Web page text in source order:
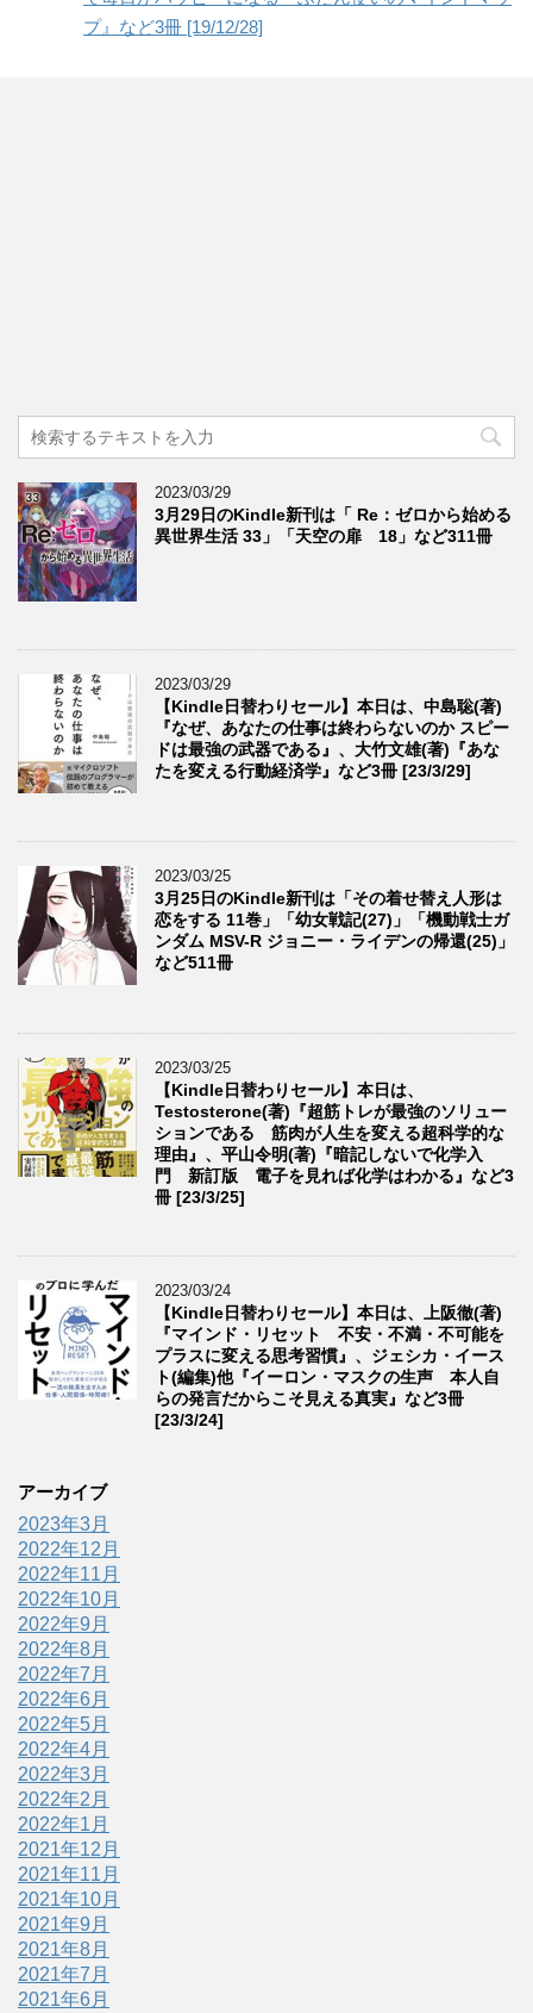
プ』など3冊 [19/12/28]
2023/03/29
3月29日のKindle新刊は「 Re：ゼロから始める
異世界生活 33」「天空の扉 18」など311冊
2023/03/29
【Kindle日替わりセール】本日は、中島聡(著)
『なぜ、あなたの仕事は終わらないのか スピー
ドは最強の武器である』、大竹文雄(著)『あな
たを変える行動経済学』など3冊 [23/3/29]
2023/03/25
3月25日のKindle新刊は「その着せ替え人形は
恋をする 11巻」「幼女戦記(27)」「機動戦士ガ
ンダム MSV-R ジョニー・ライデンの帰還(25)」
など511冊
2023/03/25
【Kindle日替わりセール】本日は、
Testosterone(著)『超筋トレが最強のソリュー
ションである 筋肉が人生を変える超科学的な
理由』、平山令明(著)『暗記しないで化学入
門 新訂版 電子を見れば化学はわかる』など3
冊 [23/3/25]
2023/03/24
【Kindle日替わりセール】本日は、上阪徹(著)
『マインド・リセット 不安・不満・不可能を
プラスに変える思考習慣』、ジェシカ・イース
ト(編集)他『イーロン・マスクの生声 本人自
らの発言だからこそ見える真実』など3冊
[23/3/24]
アーカイブ
2023年3月
2022年12月
2022年11月
2022年10月
2022年9月
2022年8月
2022年7月
2022年6月
2022年5月
2022年4月
2022年3月
2022年2月
2022年1月
2021年12月
2021年11月
2021年10月
2021年9月
2021年8月
2021年7月
2021年6月